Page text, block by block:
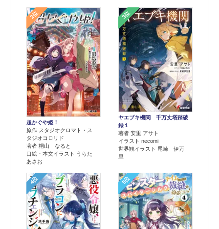
2位
超かぐや姫！
原作 スタジオクロマト・ス
タジオコロリド
著者 桐山 なると
口絵・本文イラスト うらた
あさお
3位
ヤエブキ機関 千万丈塔踏破
録１
著者 安里 アサト
イラスト necomi
世界観イラスト 尾崎 伊万
里
4位 5位